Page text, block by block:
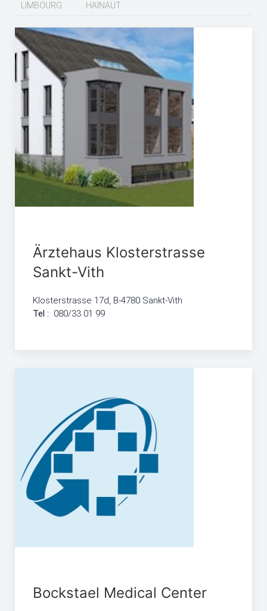
LIMBOURG HAINAUT
Ärztehaus Klosterstrasse
Sankt-Vith
Klosterstrasse 17d, B-4780 Sankt-Vith
Tel : 080/33 01 99
Bockstael Medical Center